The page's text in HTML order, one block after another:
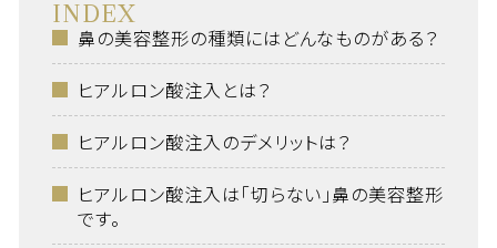
INDEX
鼻の美容整形の種類にはどんなものがある？
ヒアルロン酸注入とは？
ヒアルロン酸注入のデメリットは？
ヒアルロン酸注入は「切らない」鼻の美容整形
です。